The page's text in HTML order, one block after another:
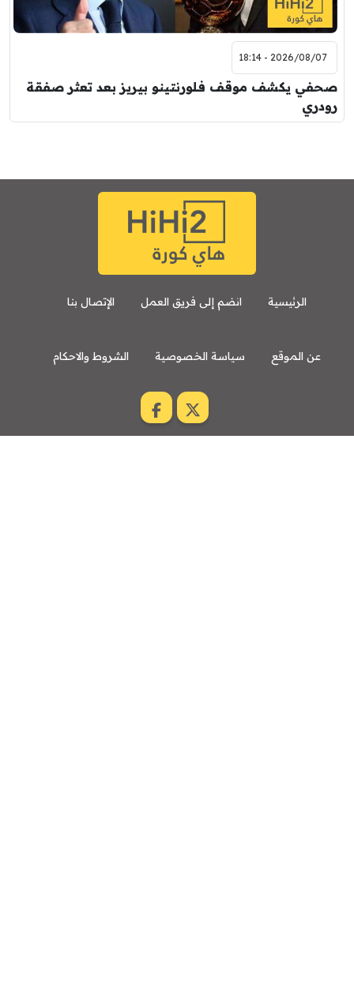
2026/08/07 - 18:14
صحفي يكشف موقف فلورنتينو بيريز بعد تعثر صفقة
رودري
الرئيسية انضم إلى فريق العمل الإتصال بنا
عن الموقع سياسة الخصوصية الشروط والاحكام